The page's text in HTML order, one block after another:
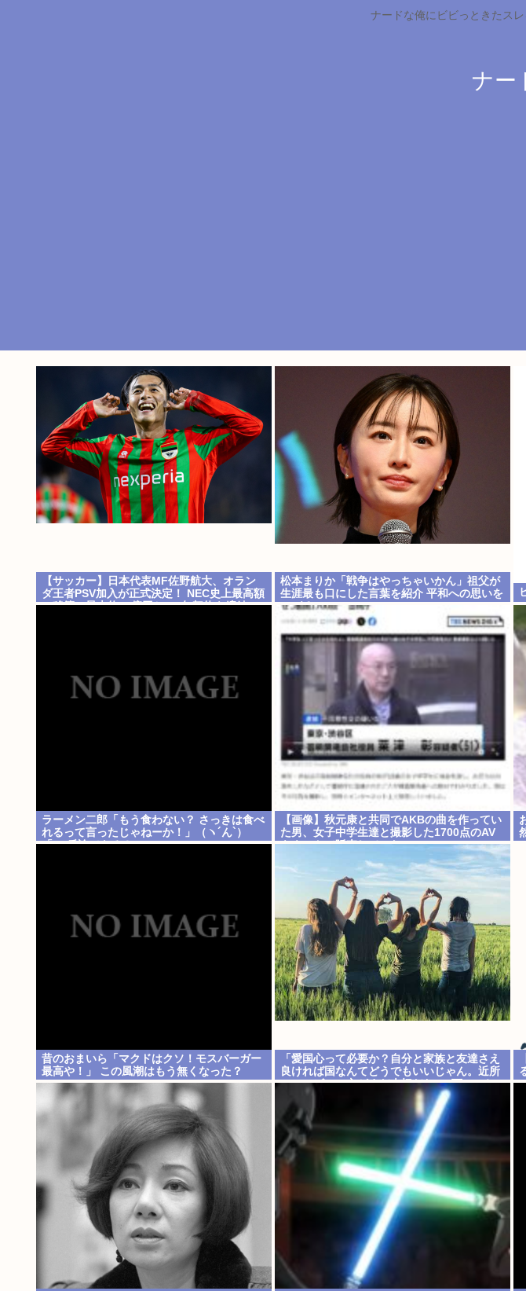
ナードな俺にビビっときたス
ナー
【サッカー】日本代表MF佐野航大、オラン
ダ王者PSV加入が正式決定！ NEC史上最高額
の移籍、最大約31億円か、5年契約を締結
松本まりか「戦争はやっちゃいかん」祖父が
生涯最も口にした言葉を紹介 平和への思いを
つづる
ラーメン二郎「もう食わない？ さっきは食べ
れるって言ったじゃねーか！」（ヽ´ん`）
「」 反論できる？
【画像】秋元康と共同でAKBの曲を作ってい
た男、女子中学生達と撮影した1700点のAV
をネットで販売していたwww
昔のおまいら「マクドはクソ！モスバーガー
最高や！」 この風潮はもう無くなった？
「愛国心って必要か？自分と家族と友達さえ
良ければ国なんてどうでもいいじゃん。近所
のコンビニの方がまだ大切だわ」7万いいね